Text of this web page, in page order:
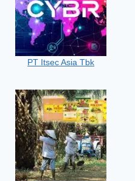
PT Itsec Asia Tbk